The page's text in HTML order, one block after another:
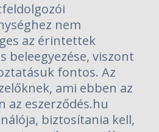
nem
az érintettek
beleegyezése, viszont
fontos. Az
ami ebben az
az eszerződés.hu
biztosítania kell,